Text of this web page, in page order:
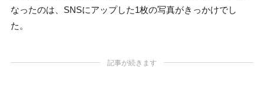
なったのは、SNSにアップした1枚の写真がきっかけでし
た。
記事が続きます